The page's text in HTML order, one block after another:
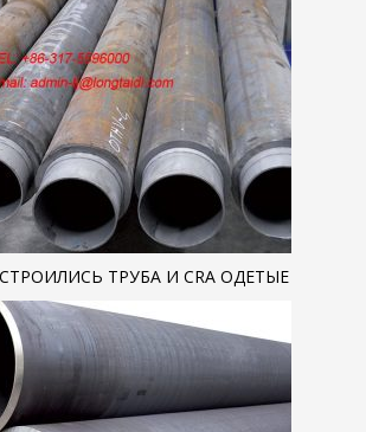
ТРУБА И CRA ОДЕТЫЕ